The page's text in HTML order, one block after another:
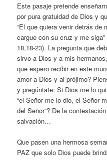
Este pasaje pretende
por pura gratuidad de Dios y
“El que quiera venir detrás
cargue con su cruz y me
18,18-23). La pregunta que
sirvo a Dios y a mis
que espero recibir en este
amor a Dios y al prójimo?
y pregúntate: Si Dios me lo
“el Señor me lo dio, el Señor
del Señor”? De la
salvación…
Que pasen una hermosa
PAZ que solo Dios puede